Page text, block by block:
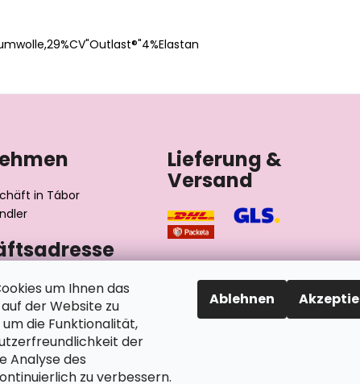
um Ihnen das
der Website zu
die Funktionalität,
der
Analyse des
zu verbessern.
Ablehnen
in Tábor
invalidů
1
Republik
Lieferung &
Versand